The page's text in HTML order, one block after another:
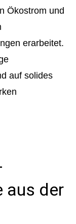
Ökostrom und
erarbeitet.
auf solides
aus der